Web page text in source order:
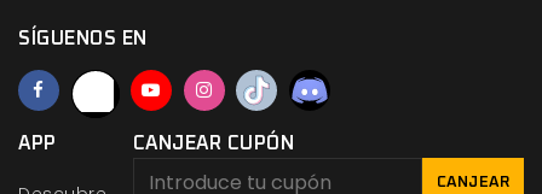
SÍGUENOS EN
APP CANJEAR CUPÓN
CANJEAR